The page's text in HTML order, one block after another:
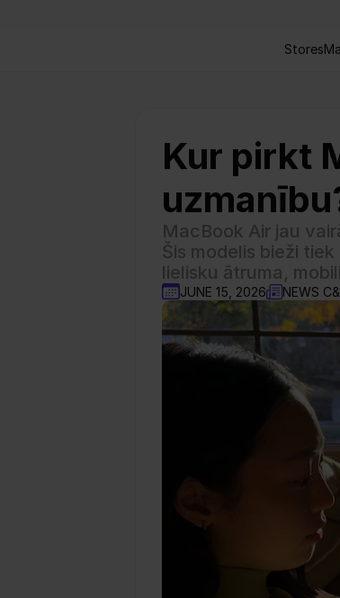
Kur pirkt
MacBook Air jau
Šis modelis bieži
lielisku ātruma,
JUNE 15, 2026 NEWS
Stores